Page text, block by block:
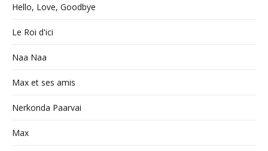
Hello, Love, Goodbye
Le Roi d'ici
Naa Naa
Max et ses amis
Nerkonda Paarvai
Max